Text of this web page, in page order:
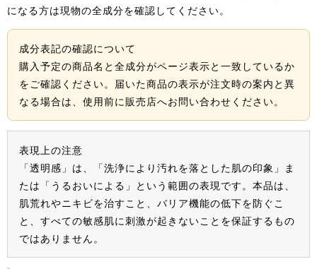
になる方は現物の全成分を確認してください。
成分表記の確認について
購入予定の商品名と全成分がページ表示と一致しているか
をご確認ください。届いた商品の表示が注文時の案内と異
なる場合は、使用前に販売店へお問い合わせください。
表現上の注意
「透明感」は、「洗浄により汚れを落とした肌の印象」ま
たは「うるおいによる」という範囲の表現です。本品は、
肌荒れやニキビを治すこと、バリア機能の低下を防ぐこ
と、すべての敏感肌に刺激が起きないことを保証するもの
ではありません。